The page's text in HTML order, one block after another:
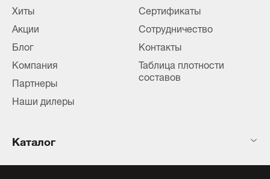
Хиты
Акции
Блог
Компания
Партнеры
Наши дилеры
Сертификаты
Сотрудничество
Контакты
Таблица плотности
составов
Каталог